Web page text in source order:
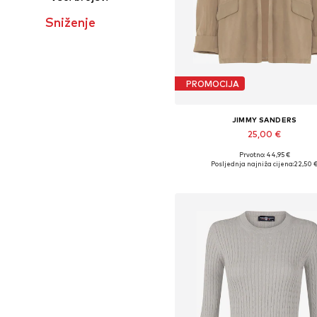
Sniženje
PROMOCIJA
JIMMY SANDERS
25,00 €
Dostupne veličine: S-M
Prvotno: 44,95 €
Posljednja najniža cijena:22,50 €